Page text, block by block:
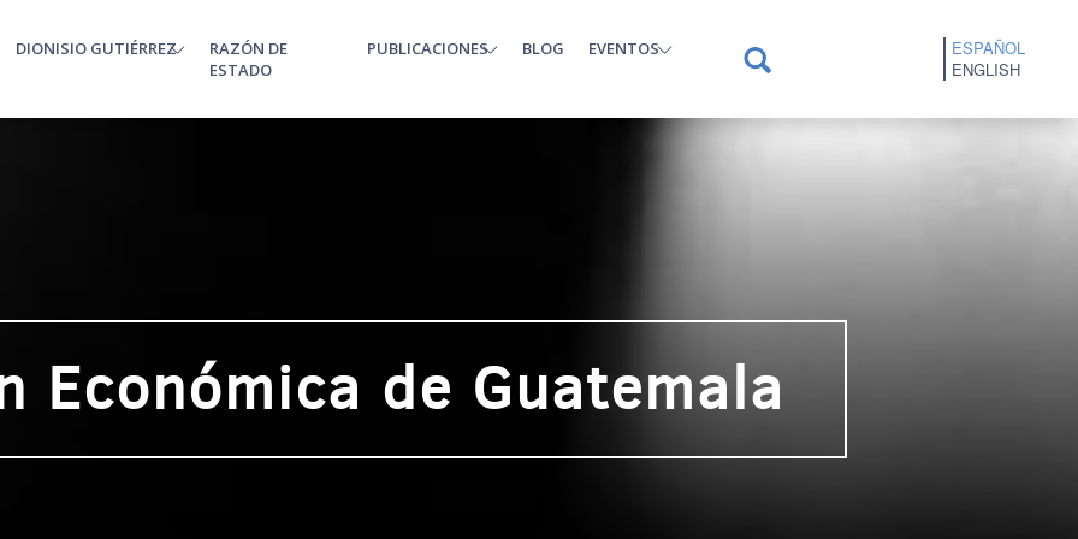
DIONISIO GUTIÉRREZ
RAZÓN DE
ESTADO
PUBLICACIONES BLOG EVENTOS
ESPAÑOL
ENGLISH
Económica de Guatemala